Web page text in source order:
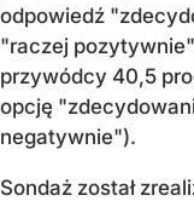
odpowiedź
"raczej
przywódcy 40,5
opcję
negatywnie").
Sondaż został